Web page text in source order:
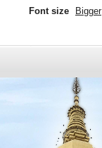
Font size Bigger